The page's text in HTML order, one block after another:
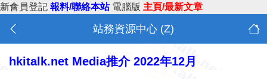
新會員登記 報料/聯絡本站 電腦版 主頁/最新文章
站務資源中心 (Z)
hkitalk.net Media推介 2022年12月